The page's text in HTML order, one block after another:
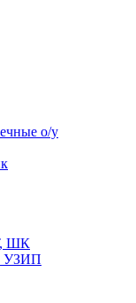
о/у
ШК
УЗИП